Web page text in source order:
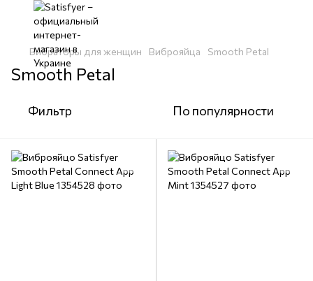
Вибраторы для женщин Виброяйца Smooth Petal
Smooth Petal
Фильтр По популярности